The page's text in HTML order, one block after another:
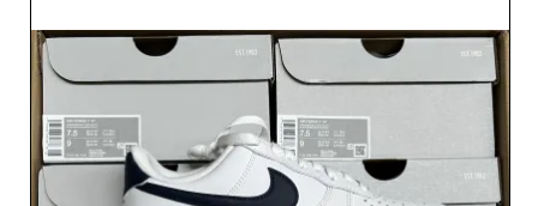
lojistiği ve sarsılmaz ticari dürüstlüğü de kapsar. Bayiler
için VERO SPORT ile çalışmak, rekabetçi fiyatlardan ve
düzenli olarak yenilenen stoktan faydalanmak demektir;
böylece raflarınız her zaman en yeni trendlere ayak
uydurur. Platformumuza katılmak ve bu saygın
tedarikçiyle çalışmak, tavizsiz kaliteyi ve işinizi yeni
zirvelere taşıyan ticari desteği seçmek anlamına gelir.
VERO SPORT’nin yenilikleriyle ürün teklifinizi
dönüştürmesine izin verin ve erkek ayakkabı pazarında
başarıyla yer edinin.